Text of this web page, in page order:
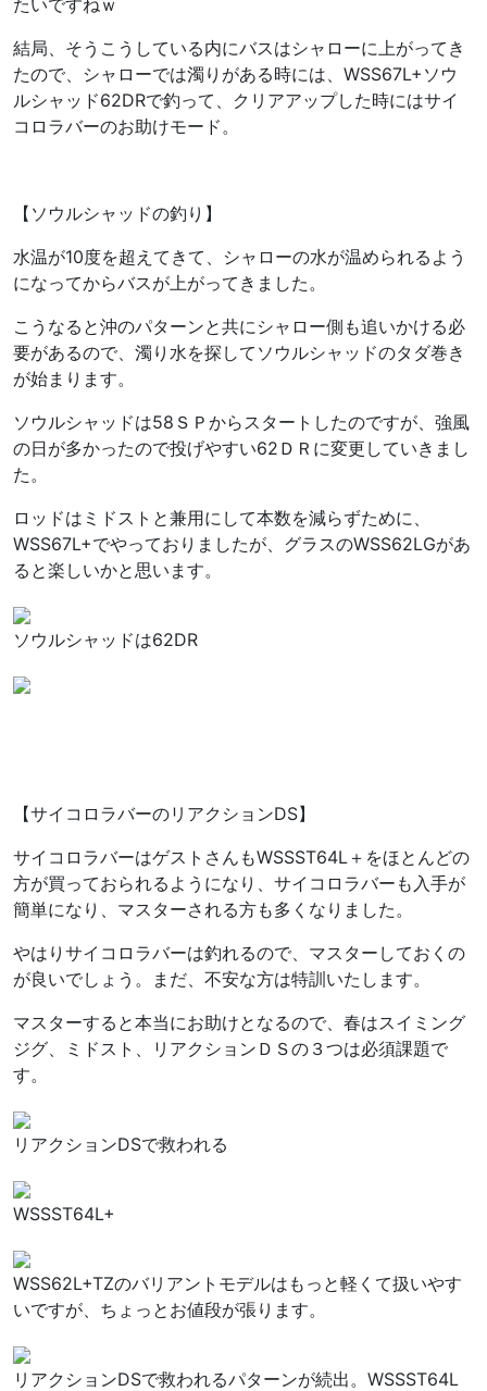
たいですねｗ
結局、そうこうしている内にバスはシャローに上がってき
たので、シャローでは濁りがある時には、WSS67L+ソウ
ルシャッド62DRで釣って、クリアアップした時にはサイ
コロラバーのお助けモード。
【ソウルシャッドの釣り】
水温が10度を超えてきて、シャローの水が温められるよう
になってからバスが上がってきました。
こうなると沖のパターンと共にシャロー側も追いかける必
要があるので、濁り水を探してソウルシャッドのタダ巻き
が始まります。
ソウルシャッドは58ＳＰからスタートしたのですが、強風
の日が多かったので投げやすい62ＤＲに変更していきまし
た。
ロッドはミドストと兼用にして本数を減らずために、
WSS67L+でやっておりましたが、グラスのWSS62LGがあ
ると楽しいかと思います。
ソウルシャッドは62DR
【サイコロラバーのリアクションDS】
サイコロラバーはゲストさんもWSSST64L＋をほとんどの
方が買っておられるようになり、サイコロラバーも入手が
簡単になり、マスターされる方も多くなりました。
やはりサイコロラバーは釣れるので、マスターしておくの
が良いでしょう。まだ、不安な方は特訓いたします。
マスターすると本当にお助けとなるので、春はスイミング
ジグ、ミドスト、リアクションＤＳの３つは必須課題で
す。
リアクションDSで救われる
WSSST64L+
WSS62L+TZのバリアントモデルはもっと軽くて扱いやす
いですが、ちょっとお値段が張ります。
リアクションDSで救われるパターンが続出。WSSST64L